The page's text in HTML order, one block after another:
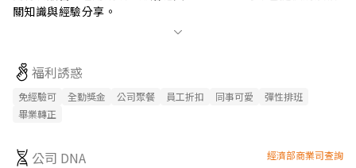
關知識與經驗分享。
2012年，米絲阿樂局開始提供門市自取服務，我們的地址就在文
點到晚間十點都有營業（週日無休）。
福利誘惑
免經驗可 全勤獎金 公司聚餐 員工折扣 同事可愛
彈性排班
畢業轉正
公司 DNA 經濟部商業司查詢